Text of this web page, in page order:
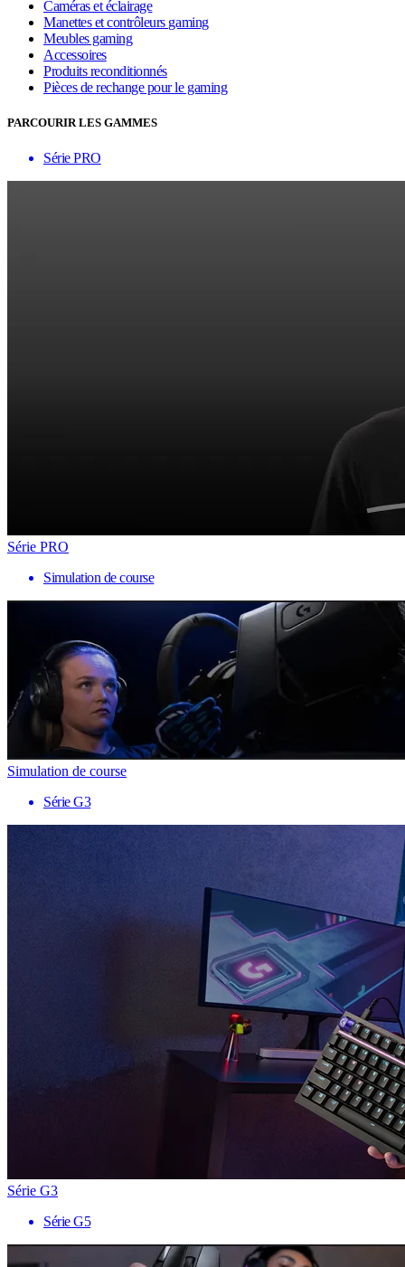
Caméras et éclairage
Manettes et contrôleurs gaming
Meubles gaming
Accessoires
Produits reconditionnés
Pièces de rechange pour le gaming
PARCOURIR LES GAMMES
Série PRO
Série PRO
Simulation de course
Simulation de course
Série G3
Série G3
Série G5